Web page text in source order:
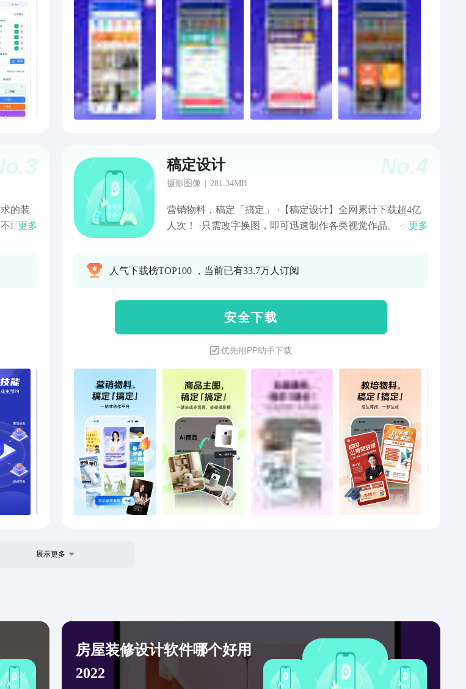
3
的装
敢动
择太
式、
局规
台内
指就
色、
们深
计环
的全
能，
制化
每一
图不
省
与高
、个
更多
No.4
稿定设计
摄影图像 281.34MB
营销物料，稿定「搞定」 ·【稿定设计】全网累计下载超4亿
人次！ ·只需改字换图，即可迅速制作各类视觉作品。 ·无论
涨粉。 ·稿定设计—让设计更简单，让营销更有料! ==稿定设
输入关键字，便能轻松为你定制标题和攥写笔记，助力视频
脚本的创作，vlog视频、推文和营销内容更加引人注目。
更多
人气下载榜TOP100 ，当前已有33.7万人订阅
安 全 下 载
优先用PP助手下载
展示更多
房屋装修设计软件哪个好用
2022